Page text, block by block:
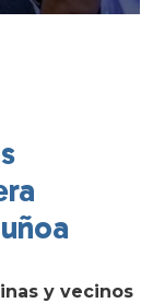
y vecinos